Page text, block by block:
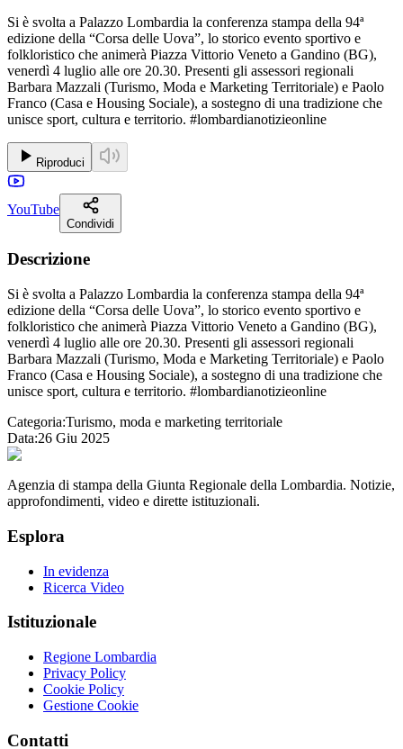
Si è svolta a Palazzo Lombardia la conferenza stampa della 94ª
edizione della “Corsa delle Uova”, lo storico evento sportivo e
folkloristico che animerà Piazza Vittorio Veneto a Gandino (BG),
venerdì 4 luglio alle ore 20.30. Presenti gli assessori regionali
Barbara Mazzali (Turismo, Moda e Marketing Territoriale) e Paolo
Franco (Casa e Housing Sociale), a sostegno di una tradizione che
unisce sport, cultura e territorio. #lombardianotizieonline
Riproduci
YouTube
Condividi
Descrizione
Si è svolta a Palazzo Lombardia la conferenza stampa della 94ª
edizione della “Corsa delle Uova”, lo storico evento sportivo e
folkloristico che animerà Piazza Vittorio Veneto a Gandino (BG),
venerdì 4 luglio alle ore 20.30. Presenti gli assessori regionali
Barbara Mazzali (Turismo, Moda e Marketing Territoriale) e Paolo
Franco (Casa e Housing Sociale), a sostegno di una tradizione che
unisce sport, cultura e territorio. #lombardianotizieonline
Categoria:Turismo, moda e marketing territoriale
Data:26 Giu 2025
Agenzia di stampa della Giunta Regionale della Lombardia. Notizie,
approfondimenti, video e dirette istituzionali.
Esplora
In evidenza
Ricerca Video
Istituzionale
Regione Lombardia
Privacy Policy
Cookie Policy
Gestione Cookie
Contatti